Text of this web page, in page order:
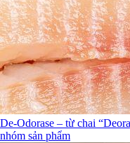
De-Odorase – từ chai
nhóm sản phẩm